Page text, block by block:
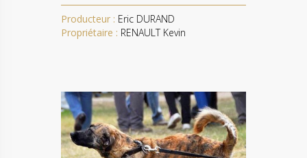
Producteur : Eric DURAND
Propriétaire : RENAULT Kevin